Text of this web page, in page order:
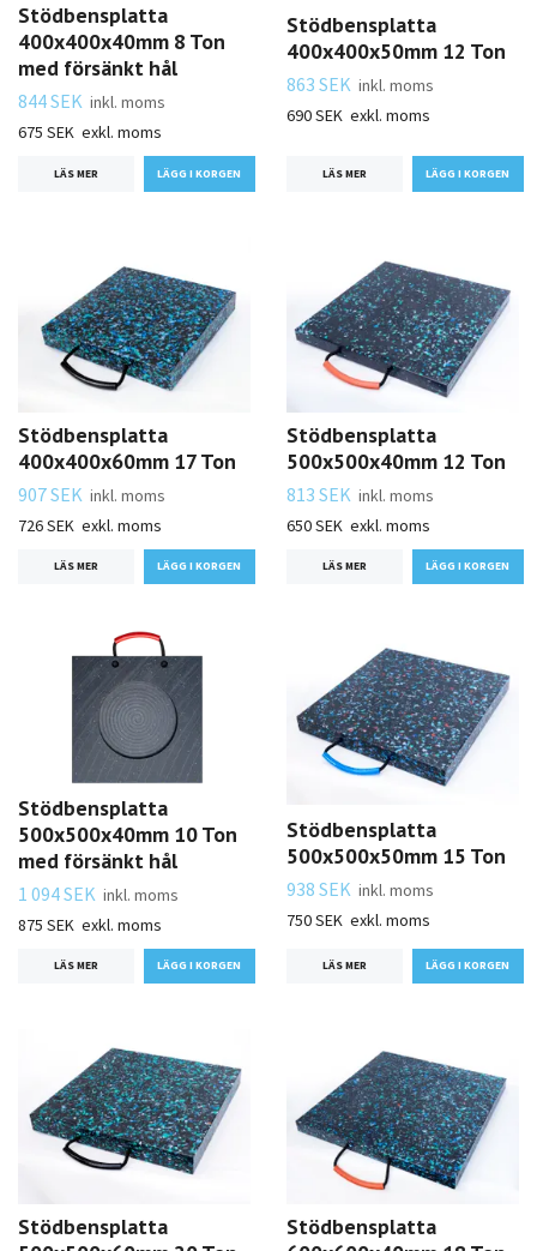
Stödbensplatta
400x400x40mm 8 Ton
med försänkt hål
844 SEK inkl. moms
675 SEK exkl. moms
LÄS MER
Stödbensplatta
400x400x50mm 12 Ton
863 SEK inkl. moms
690 SEK exkl. moms
LÄS MER
Stödbensplatta
400x400x60mm 17 Ton
907 SEK inkl. moms
726 SEK exkl. moms
LÄS MER
Stödbensplatta
500x500x40mm 12 Ton
813 SEK inkl. moms
650 SEK exkl. moms
LÄS MER
Stödbensplatta
500x500x40mm 10 Ton
med försänkt hål
1 094 SEK inkl. moms
875 SEK exkl. moms
LÄS MER
Stödbensplatta
500x500x50mm 15 Ton
938 SEK inkl. moms
750 SEK exkl. moms
LÄS MER
Stödbensplatta
Stödbensplatta